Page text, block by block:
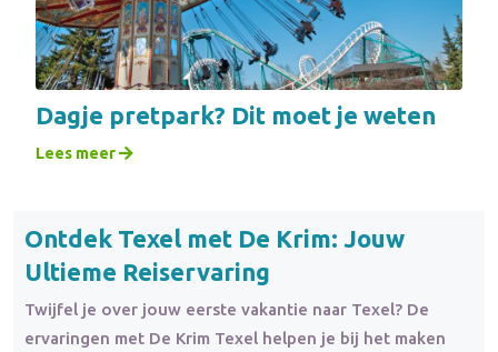
Dagje pretpark? Dit moet je weten
Lees meer
Ontdek Texel met De Krim: Jouw
Ultieme Reiservaring
Twijfel je over jouw eerste vakantie naar Texel? De
ervaringen met De Krim Texel helpen je bij het maken